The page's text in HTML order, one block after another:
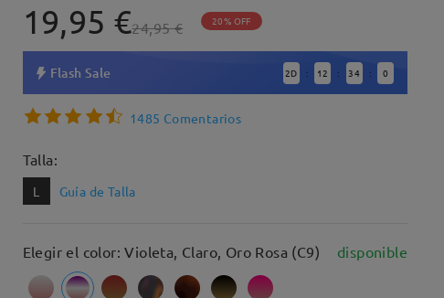
19,95 €24,95 € 20% OFF
Flash Sale 2D : 12 : 33 : 58
1485 Comentarios
Talla:
L Guía de Talla
Elegir el color: Violeta, Claro, Oro Rosa (C9) disponible